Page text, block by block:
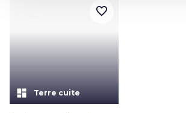
dashboard Terre cuite
favorite_border